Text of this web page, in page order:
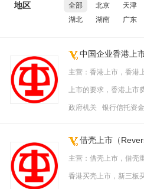
地区 全部 北京 天津
湖北
湖南 广东
中国企业香港上
主营：香港上市，香港
上市的要求，香港上
政府机关 银行信托资
借壳上市（
主营：借壳上市，借壳
香港买壳上市，新三板